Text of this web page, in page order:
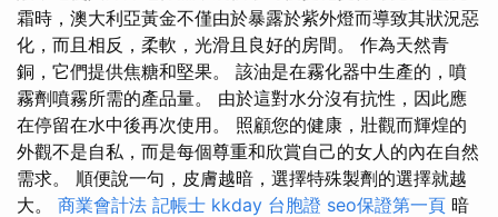
霜時，澳大利亞黃金不僅由於暴露於紫外燈而導致其狀況惡
化，而且相反，柔軟，光滑且良好的房間。 作為天然青
銅，它們提供焦糖和堅果。 該油是在霧化器中生產的，噴
霧劑噴霧所需的產品量。 由於這對水分沒有抗性，因此應
在停留在水中後再次使用。 照顧您的健康，壯觀而輝煌的
外觀不是自私，而是每個尊重和欣賞自己的女人的內在自然
需求。 順便說一句，皮膚越暗，選擇特殊製劑的選擇就越
大。 商業會計法 記帳士 kkday 台胞證 seo保證第一頁 暗